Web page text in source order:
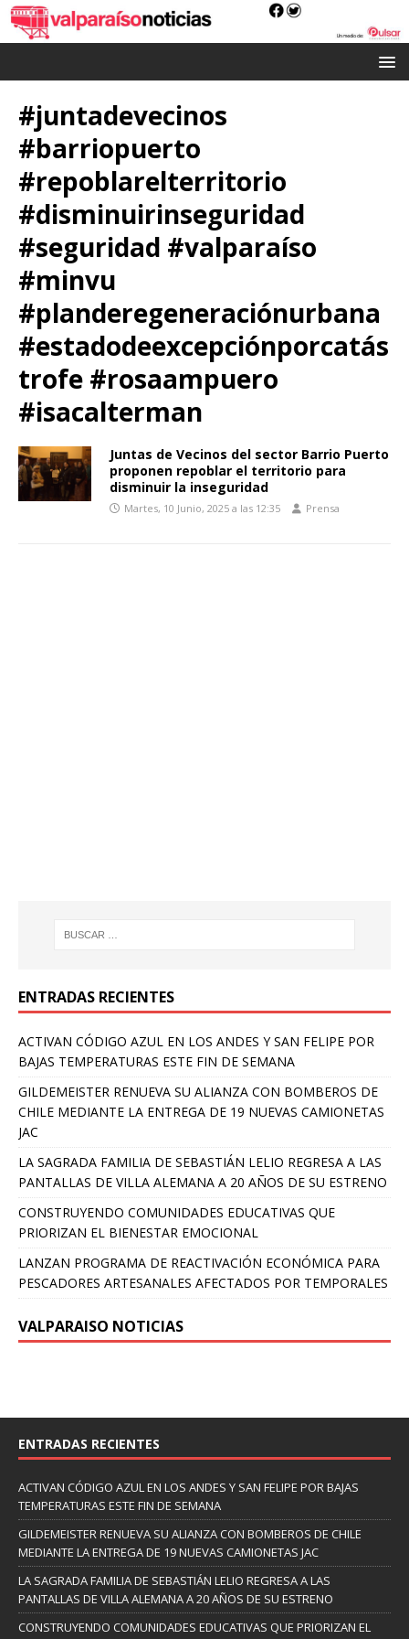
#juntadevecinos
#barriopuerto
#repoblarelterritorio
#disminuirinseguridad
#seguridad #valparaíso
#minvu
#planderegeneraciónurbana
#estadodeexcepciónporcatás
trofe #rosaampuero
#isacalterman
Juntas de Vecinos del sector Barrio Puerto
proponen repoblar el territorio para
disminuir la inseguridad
Martes, 10 Junio, 2025 a las 12:35 Prensa
ENTRADAS RECIENTES
ACTIVAN CÓDIGO AZUL EN LOS ANDES Y SAN FELIPE POR
BAJAS TEMPERATURAS ESTE FIN DE SEMANA
GILDEMEISTER RENUEVA SU ALIANZA CON BOMBEROS DE
CHILE MEDIANTE LA ENTREGA DE 19 NUEVAS CAMIONETAS
JAC
LA SAGRADA FAMILIA DE SEBASTIÁN LELIO REGRESA A LAS
PANTALLAS DE VILLA ALEMANA A 20 AÑOS DE SU ESTRENO
CONSTRUYENDO COMUNIDADES EDUCATIVAS QUE
PRIORIZAN EL BIENESTAR EMOCIONAL
LANZAN PROGRAMA DE REACTIVACIÓN ECONÓMICA PARA
PESCADORES ARTESANALES AFECTADOS POR TEMPORALES
VALPARAISO NOTICIAS
ENTRADAS RECIENTES
ACTIVAN CÓDIGO AZUL EN LOS ANDES Y SAN FELIPE POR BAJAS
TEMPERATURAS ESTE FIN DE SEMANA
GILDEMEISTER RENUEVA SU ALIANZA CON BOMBEROS DE CHILE
MEDIANTE LA ENTREGA DE 19 NUEVAS CAMIONETAS JAC
LA SAGRADA FAMILIA DE SEBASTIÁN LELIO REGRESA A LAS
PANTALLAS DE VILLA ALEMANA A 20 AÑOS DE SU ESTRENO
CONSTRUYENDO COMUNIDADES EDUCATIVAS QUE PRIORIZAN EL